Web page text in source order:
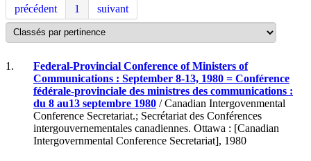
précédent 1 suivant
1.
Federal-Provincial Conference of Ministers of
Communications : September 8-13, 1980 = Conférence
fédérale-provinciale des ministres des communications :
du 8 au13 septembre 1980 / Canadian Intergovenmental
Conference Secretariat.; Secrétariat des Conférences
intergouvernementales canadiennes. Ottawa : [Canadian
Intergovernmental Conference Secretariat], 1980